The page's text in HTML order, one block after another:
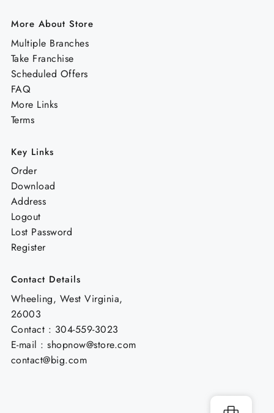
More About Store
Multiple Branches
Take Franchise
Scheduled Offers
FAQ
More Links
Terms
Key Links
Order
Download
Address
Logout
Lost Password
Register
Contact Details
Wheeling, West Virginia,
26003
Contact : 304-559-3023
E-mail : shopnow@store.com
contact@big.com